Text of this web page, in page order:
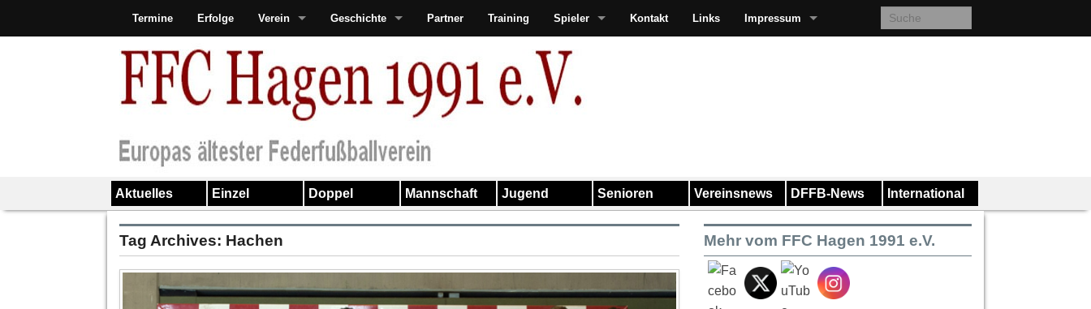
Termine Erfolge Verein Geschichte Partner Training Spieler Kontakt Links Impressum
Aktuelles Einzel Doppel Mannschaft Jugend Senioren Vereinsnews DFFB-News International
Tag Archives: Hachen Mehr vom FFC Hagen 1991 e.V.